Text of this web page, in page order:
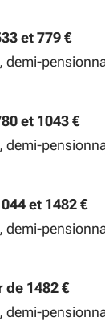
et 779 €
demi-
et 1043 €
demi-
et 1482 €
demi-
1482 €
demi-